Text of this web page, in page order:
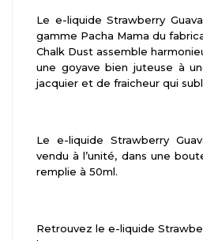
Le e-liquide Strawberry
gamme Pacha Mama du
Chalk Dust assemble
une goyave bien juteuse à
jacquier et de fraicheur qui
Le e-liquide Strawberry
vendu à l’unité, dans une
remplie à 50ml.
Retrouvez le e-liquide